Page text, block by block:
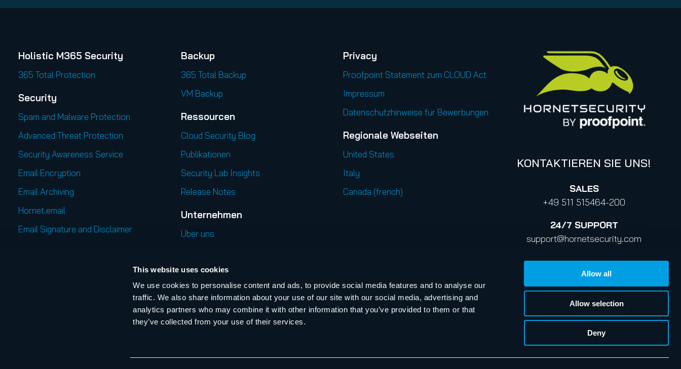
This website uses cookies
We use cookies to personalise content and ads, to provide social media features and to analyse our
traffic. We also share information about your use of our site with our social media, advertising and
analytics partners who may combine it with other information that you’ve provided to them or that
they’ve collected from your use of their services.
Allow all
Allow selection
Deny
Holistic M365 Security
365 Total Protection
Security
Spam and Malware Protection
Advanced Threat Protection
Security Awareness Service
Email Encryption
Email Archiving
Hornet.email
Email Signature and Disclaimer
Backup
365 Total Backup
VM Backup
Ressourcen
Cloud Security Blog
Publikationen
Security Lab Insights
Release Notes
Unternehmen
Über uns
Karriere
Management
Online Events & Webinare
Privacy
Proofpoint Statement zum CLOUD Act
Impressum
Datenschutzhinweise für Bewerbungen
Regionale Webseiten
United States
Italy
Canada (french)
KONTAKTIEREN SIE UNS!
SALES
+49 511 515464-200
24/7 SUPPORT
support@hornetsecurity.com
info@hornetsecurity.com